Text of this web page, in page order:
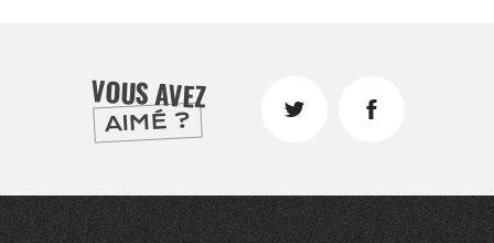
VOUS AVEZ
AIMÉ ?